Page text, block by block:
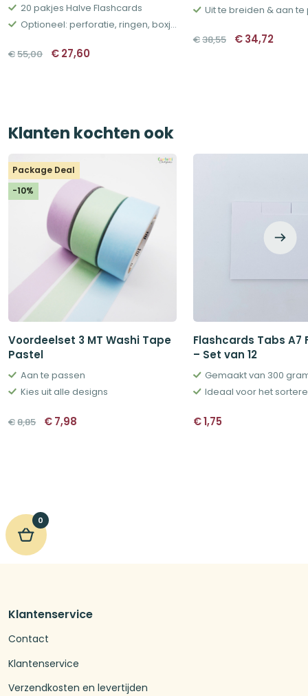
20 pakjes Halve Flashcards
Optioneel: perforatie, ringen, boxjes en meer
€55,00 Oorspronkelijke
prijs
€27,60
Uit te breiden & aan
€38,55 prijs
€34,72
Klanten kochten ook
Package Deal
-10%
Voordeelset 3 MT Washi Tape
Pastel
Aan te passen
Kies uit alle designs
€8,85 Oorspronkelijke
prijs
€7,98
Flashcards Tabs A7
– Set van 12
€1,75
0
Klantenservice
Contact
Klantenservice
Verzendkosten en levertijden